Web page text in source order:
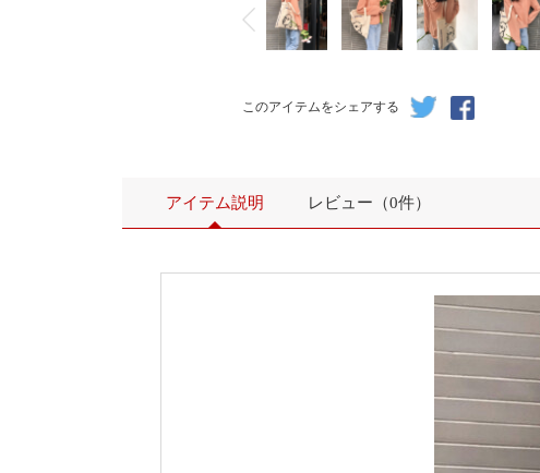
このアイテムをシェアする
アイテム説明 レビュー（0件）